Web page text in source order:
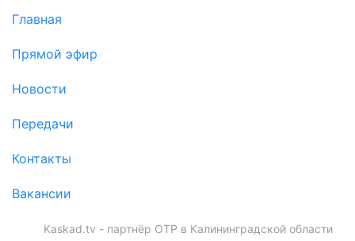
Главная
Прямой эфир
Новости
Передачи
Контакты
Вакансии
Kaskad.tv - партнёр ОТР в Калининградской области